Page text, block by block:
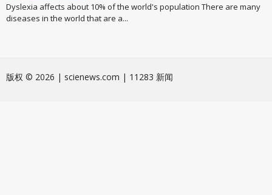
Dyslexia affects about 10% of the world's population There are many
diseases in the world that are a...
版权 © 2026 | scienews.com | 11283 新闻